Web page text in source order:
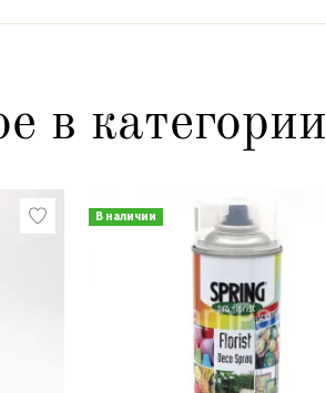
в категории
В наличии